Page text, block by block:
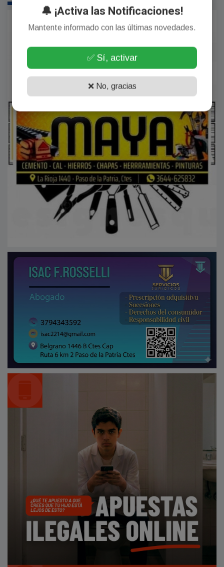
🔔 ¡Activa las Notificaciones!
Mantente informado con las últimas novedades.
✅ Sí, activar
❌ No, gracias